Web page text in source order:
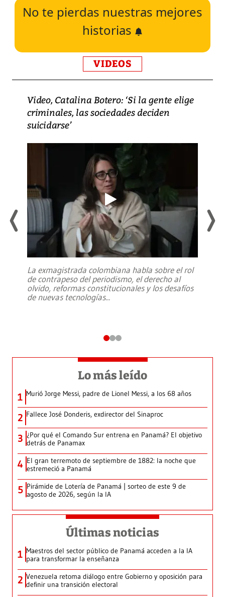
No te pierdas nuestras mejores
historias
VIDEOS
Video, Catalina Botero: ‘Si la gente elige
criminales, las sociedades deciden
suicidarse’
La exmagistrada colombiana habla sobre el rol
de contrapeso del periodismo, el derecho al
olvido, reformas constitucionales y los desafíos
de nuevas tecnologías...
Lo más leído
1 Murió Jorge Messi, padre de Lionel Messi, a los 68 años
2 Fallece José Donderis, exdirector del Sinaproc
3 ¿Por qué el Comando Sur entrena en Panamá? El objetivo
detrás de Panamax
4 El gran terremoto de septiembre de 1882: la noche que
estremeció a Panamá
5 Pirámide de Lotería de Panamá | sorteo de este 9 de
agosto de 2026, según la IA
Últimas noticias
1 Maestros del sector público de Panamá acceden a la IA
para transformar la enseñanza
2 Venezuela retoma diálogo entre Gobierno y oposición para
definir una transición electoral